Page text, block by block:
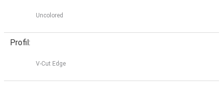
Uncolored
Profil:
V-Cut Edge